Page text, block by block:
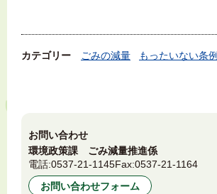
カテゴリー ごみの減量 もったいない条例
お問い合わせ
環境政策課 ごみ減量推進係
電話:0537-21-1145Fax:0537-21-1164
お問い合わせフォーム